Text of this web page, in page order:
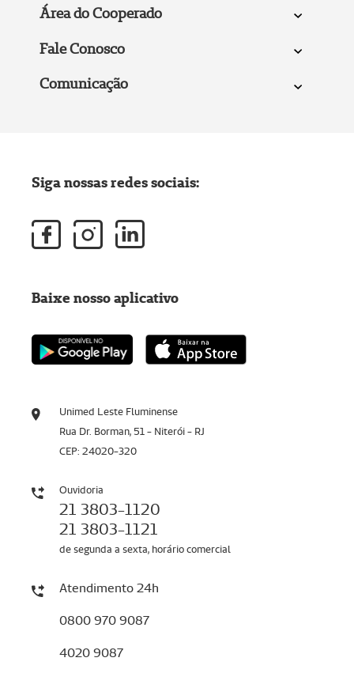
Área do Cooperado
Fale Conosco
Comunicação
Unimed Leste Fluminense
Rua Dr. Borman, 51 - Niterói - RJ
CEP: 24020-320
Ouvidoria
21 3803-1120
21 3803-1121
de segunda a sexta, horário comercial
Atendimento 24h
0800 970 9087
4020 9087
Siga nossas redes sociais:
Baixe nosso aplicativo